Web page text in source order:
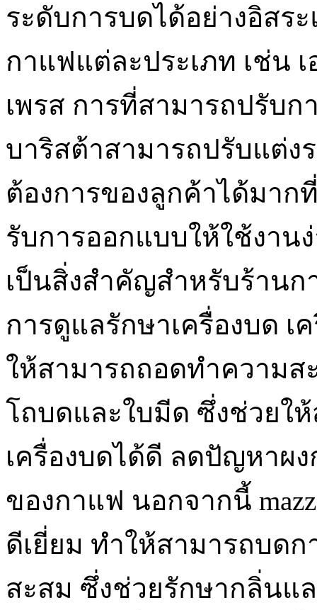
ระดับการบดได้อย่างอิสร
กาแฟแต่ละประเภท เช่น
เพรส การที่สามารถปรับก
บาริสต้าสามารถปรับแต่
ต้องการของลูกค้าได้มาก
รับการออกแบบให้ใช้งาน
เป็นสิ่งสำคัญสำหรับร้านก
การดูแลรักษาเครื่องบด เ
ให้สามารถถอดทำความส
โถบดและใบมีด ซึ่งช่วยใ
เครื่องบดได้ดี ลดปัญหาผ
ของกาแฟ นอกจากนี้
ดีเยี่ยม ทำให้สามารถบด
สะสม ซึ่งช่วยรักษากลิ่นแ